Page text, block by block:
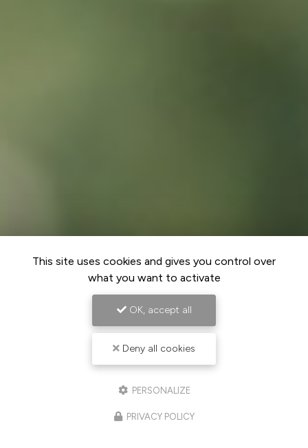
This site uses cookies and gives you control over
what you want to activate
OK, accept all
Deny all cookies
PERSONALIZE
PRIVACY POLICY